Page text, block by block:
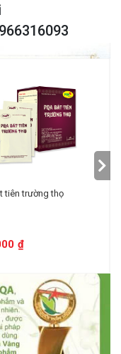
tiên trường thọ
₫